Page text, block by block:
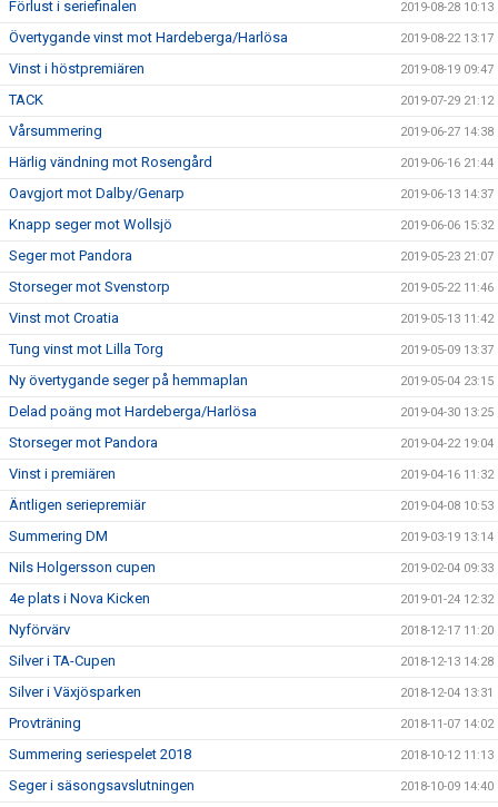
Förlust i seriefinalen 2019-08-28 10:13
Övertygande vinst mot Hardeberga/Harlösa 2019-08-22 13:17
Vinst i höstpremiären 2019-08-19 09:47
TACK 2019-07-29 21:12
Vårsummering 2019-06-27 14:38
Härlig vändning mot Rosengård 2019-06-16 21:44
Oavgjort mot Dalby/Genarp 2019-06-13 14:37
Knapp seger mot Wollsjö 2019-06-06 15:32
Seger mot Pandora 2019-05-23 21:07
Storseger mot Svenstorp 2019-05-22 11:46
Vinst mot Croatia 2019-05-13 11:42
Tung vinst mot Lilla Torg 2019-05-09 13:37
Ny övertygande seger på hemmaplan 2019-05-04 23:15
Delad poäng mot Hardeberga/Harlösa 2019-04-30 13:25
Storseger mot Pandora 2019-04-22 19:04
Vinst i premiären 2019-04-16 11:32
Äntligen seriepremiär 2019-04-08 10:53
Summering DM 2019-03-19 13:14
Nils Holgersson cupen 2019-02-04 09:33
4e plats i Nova Kicken 2019-01-24 12:32
Nyförvärv 2018-12-17 11:20
Silver i TA-Cupen 2018-12-13 14:28
Silver i Växjösparken 2018-12-04 13:31
Provträning 2018-11-07 14:02
Summering seriespelet 2018 2018-10-12 11:13
Seger i säsongsavslutningen 2018-10-09 14:40